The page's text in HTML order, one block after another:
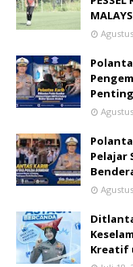
Pelajar
Kreatif